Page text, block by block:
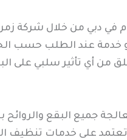
في دبي من خلال شركة
خدمة عند الطلب حسب
من أي تأثير سلبي
جميع البقع
على خدمات تنظيف